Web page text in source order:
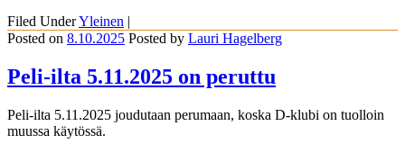
Filed UnderYleinen |
Posted on 8.10.2025 Posted by Lauri Hagelberg
Peli-ilta 5.11.2025 on peruttu
Peli-ilta 5.11.2025 joudutaan perumaan, koska D-klubi on tuolloin
muussa käytössä.